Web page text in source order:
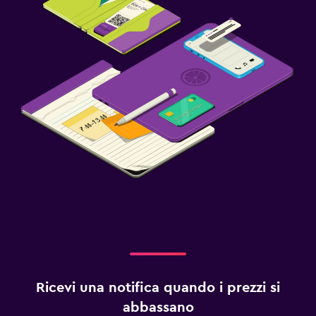
Ricevi una notifica quando i prezzi si
abbassano